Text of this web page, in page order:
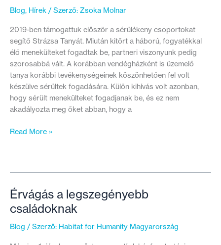
Blog, Hírek / Szerző: Zsoka Molnar
2019-ben támogattuk először a sérülékeny csoportokat
segítő Strázsa Tanyát. Miután kitört a háború, fogyatékkal
élő menekülteket fogadtak be, partneri viszonyunk pedig
szorosabbá vált. A korábban vendégházként is üzemelő
tanya korábbi tevékenységeinek köszönhetően fel volt
készülve sérültek fogadására. Külön kihívás volt azonban,
hogy sérült menekülteket fogadjanak be, és ez nem
akadályozta meg őket abban, hogy a
Fészek
Egy
hely,
ahonnan
a
családok
Read More »
Érvágás a legszegényebb
családoknak
Blog / Szerző: Habitat for Humanity Magyarország